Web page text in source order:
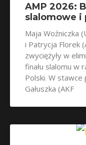
AMP 2026:
slalomowe
Maja Woźniczka
i Patrycja Florek
zwyciężyły w
finału slalomu w
Polski. W stawce
Gałuszka (AKF